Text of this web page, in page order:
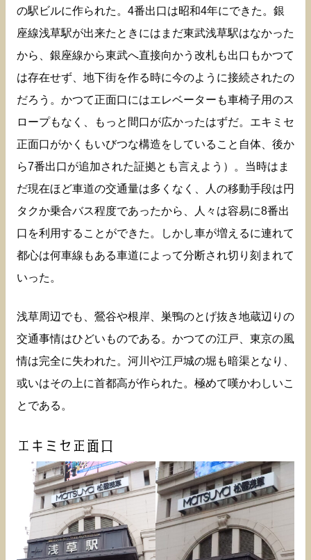
の駅ビルに作られた。4番出口は昭和4年にできた。銀
座線浅草駅が出来たときにはまだ東武浅草駅はなかった
から、銀座線から東武へ直接向かう改札も出口もかつて
は存在せず、地下街を作る時に今のように接続されたの
だろう。かつて正面口にはエレベーターも車椅子用のス
ロープもなく、もっと間口が広かったはずだ。エキミセ
正面口がかくもいびつな構造をしていること自体、後か
ら7番出口が追加された証拠とも言えよう）。当時はま
だ現在ほど車道の交通量は多くなく、人の移動手段は円
タクか乗合バス程度であったから、人々は容易に8番出
口を利用することができた。しかし車が増えるに連れて
都心は何車線もある車道によって分断され切り刻まれて
いった。
浅草周辺でも、鶯谷や根岸、巣鴨のとげ抜き地蔵辺りの
交通事情はひどいものである。かつての江戸、東京の風
情は完全に失われた。河川や江戸城の堀も暗渠となり、
或いはその上に首都高が作られた。極めて嘆かわしいこ
とである。
エキミセ正面口